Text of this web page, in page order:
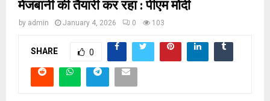
मेजबानी की तैयारी कर रहा : पीएम मोदी
by admin January 4, 2026 0 103
SHARE 0